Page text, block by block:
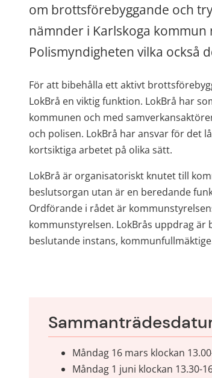
om brottsförebyggande och
nämnder i Karlskoga
Polismyndigheten vilka också
För att bibehålla ett aktivt
LokBrå en viktig funktion. LokBrå har
kommunen och med
och polisen. LokBrå har ansvar för det
kortsiktiga arbetet på olika sätt.
LokBrå är organisatoriskt knutet till
beslutsorgan utan är en beredande
Ordförande i rådet är
kommunstyrelsen. LokBrås uppdrag
beslutande instans,
Måndag 16 mars klockan
Måndag 1 juni klockan 13.30-